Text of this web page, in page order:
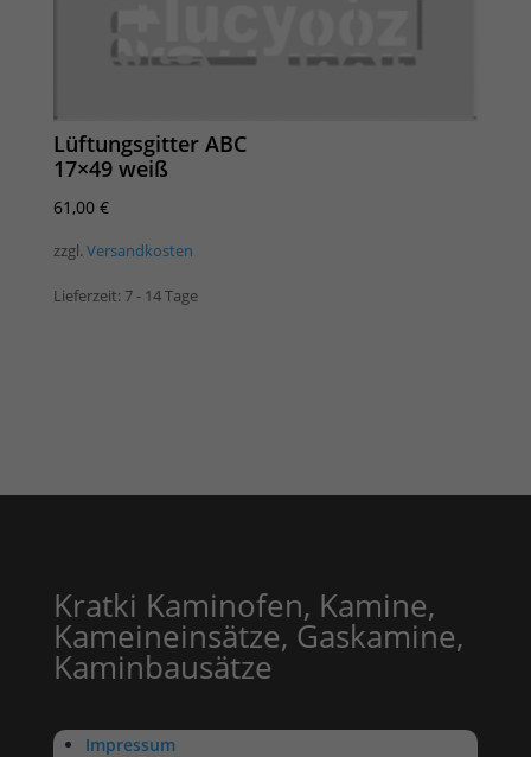
Lüftungsgitter ABC
17×49 weiß
61,00 €
zzgl. Versandkosten
Lieferzeit: 7 - 14 Tage
Kratki Kaminofen, Kamine,
Kameineinsätze, Gaskamine,
Kaminbausätze
Impressum